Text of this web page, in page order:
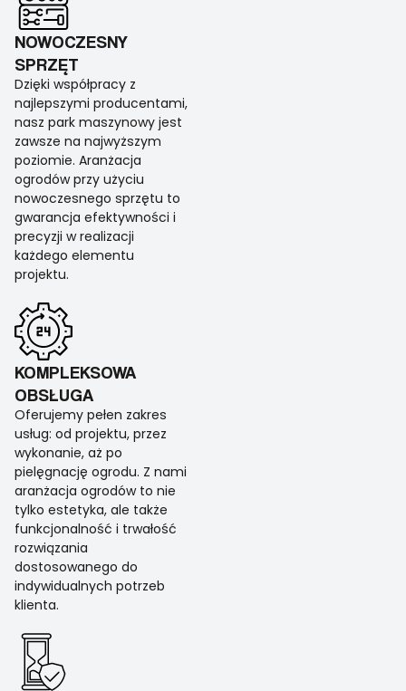
NOWOCZESNY
SPRZĘT
Dzięki współpracy z
najlepszymi producentami,
nasz park maszynowy jest
zawsze na najwyższym
poziomie. Aranżacja
ogrodów przy użyciu
nowoczesnego sprzętu to
gwarancja efektywności i
precyzji w realizacji
każdego elementu
projektu.
KOMPLEKSOWA
OBSŁUGA
Oferujemy pełen zakres
usług: od projektu, przez
wykonanie, aż po
pielęgnację ogrodu. Z nami
aranżacja ogrodów to nie
tylko estetyka, ale także
funkcjonalność i trwałość
rozwiązania
dostosowanego do
indywidualnych potrzeb
klienta.